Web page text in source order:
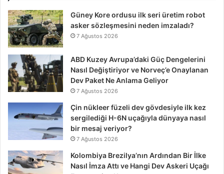
Güney Kore ordusu ilk seri üretim robot
asker sözleşmesini neden imzaladı?
7 Ağustos 2026
ABD Kuzey Avrupa’daki Güç Dengelerini
Nasıl Değiştiriyor ve Norveç’e Onaylanan
Dev Paket Ne Anlama Geliyor
7 Ağustos 2026
Çin nükleer füzeli dev gövdesiyle ilk kez
sergilediği H-6N uçağıyla dünyaya nasıl
bir mesaj veriyor?
7 Ağustos 2026
Kolombiya Brezilya’nın Ardından Bir İlke
Nasıl İmza Attı ve Hangi Dev Askeri Uçağı